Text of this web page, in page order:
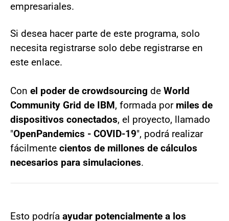
empresariales.
Si desea hacer parte de este programa, solo
necesita registrarse solo debe registrarse en
este enlace.
Con el poder de crowdsourcing de World
Community Grid de IBM, formada por miles de
dispositivos conectados, el proyecto, llamado
"OpenPandemics - COVID-19", podrá realizar
fácilmente cientos de millones de cálculos
necesarios para simulaciones.
Esto podría ayudar potencialmente a los